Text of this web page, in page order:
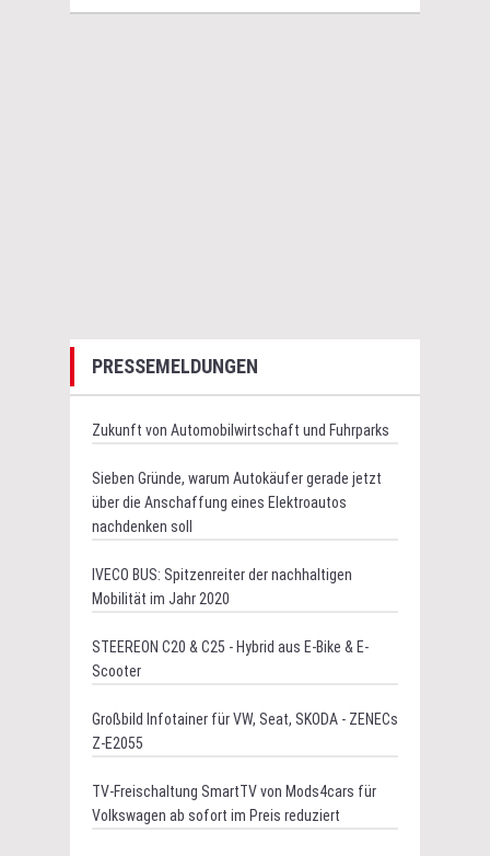
PRESSEMELDUNGEN
Zukunft von Automobilwirtschaft und Fuhrparks
Sieben Gründe, warum Autokäufer gerade jetzt
über die Anschaffung eines Elektroautos
nachdenken soll
IVECO BUS: Spitzenreiter der nachhaltigen
Mobilität im Jahr 2020
STEEREON C20 & C25 - Hybrid aus E-Bike & E-
Scooter
Großbild Infotainer für VW, Seat, SKODA - ZENECs
Z-E2055
TV-Freischaltung SmartTV von Mods4cars für
Volkswagen ab sofort im Preis reduziert